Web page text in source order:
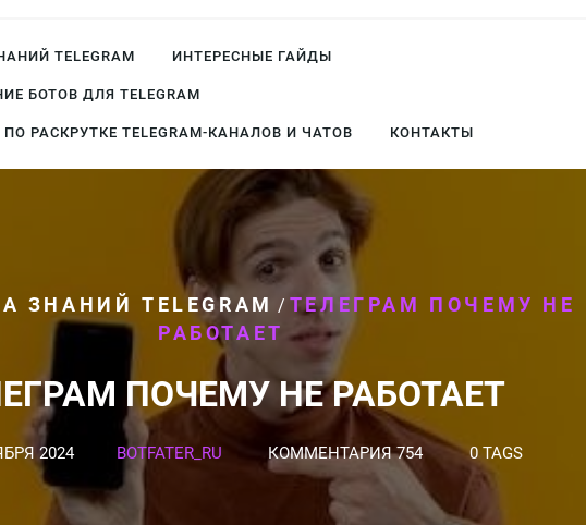
TELEGRAM ИНТЕРЕСНЫЕ ГАЙДЫ
БОТОВ ДЛЯ TELEGRAM
РАСКРУТКЕ TELEGRAM-КАНАЛОВ И ЧАТОВ КОНТАКТЫ
ЗНАНИЙ TELEGRAM / ТЕЛЕГРАМ ПОЧЕМУ НЕ
РАБОТАЕТ
ПОЧЕМУ НЕ РАБОТАЕТ
2024 BOTFATER_RU КОММЕНТАРИЯ 754 0 TAGS